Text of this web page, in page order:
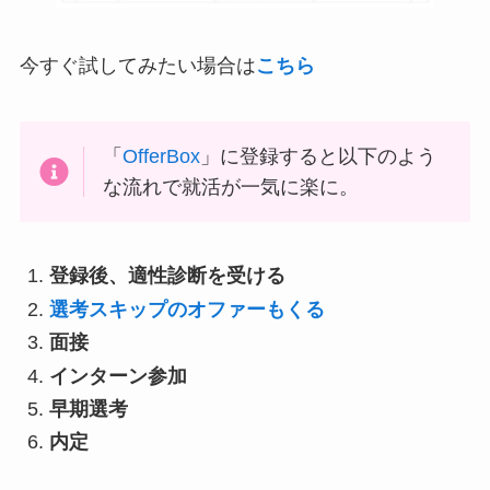
今すぐ試してみたい場合はこちら
「OfferBox 」に登録すると以下のよう
な流れで就活が一気に楽に。
登録後、適性診断を受ける
選考スキップのオファーもくる
面接
インターン参加
早期選考
内定